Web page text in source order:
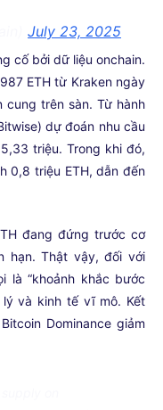
July 23, 2025
cố bởi dữ liệu onchain.
ETH từ Kraken ngày
cung trên sàn. Từ hành
dự đoán nhu cầu
triệu. Trong khi đó,
0,8 triệu ETH, dẫn đến
đang đứng trước cơ
hạn. Thật vậy, đối với
là “khoảnh khắc bước
và kinh tế vĩ mô. Kết
Dominance giảm